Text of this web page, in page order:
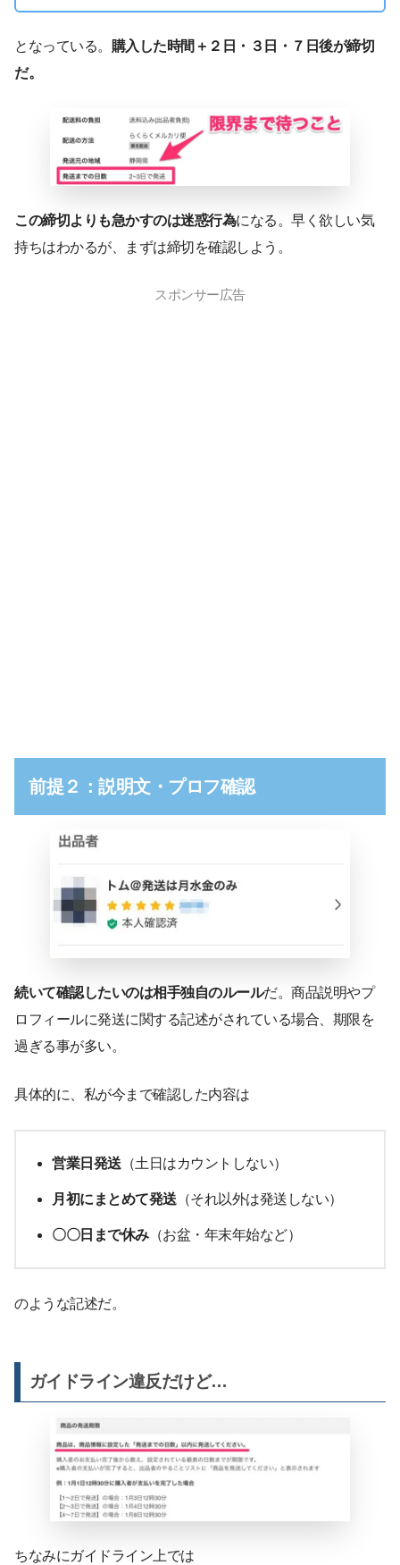
となっている。 購入した時間＋２日・３日・７日後が締切
だ。
この締切よりも急かすのは迷惑行為になる。早く欲しい気
持ちはわかるが、まずは締切を確認しよう。
スポンサー広告
前提２：説明文・プロフ確認
続いて確認したいのは相手独自のルールだ。商品説明やプ
ロフィールに発送に関する記述がされている場合、期限を
過ぎる事が多い。
具体的に、私が今まで確認した内容は
営業日発送 （土日はカウントしない）
月初にまとめて発送 （それ以外は発送しない）
〇〇日まで休み（お盆・年末年始など）
のような記述だ。
ガイドライン違反だけど…
ちなみにガイドライン上では